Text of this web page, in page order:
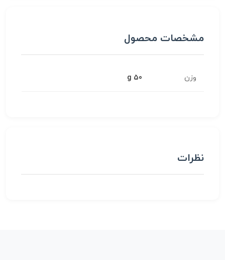
مشخصات محصول
وزن 50 g
نظرات